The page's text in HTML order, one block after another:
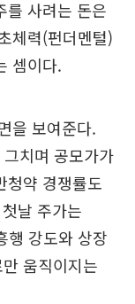
를 사려는 돈은
체력(펀더멘털)
셈이다.
을 보여준다.
치며 공모가가
청약 경쟁률도
날 주가는
행 강도와 상장
움직이지는